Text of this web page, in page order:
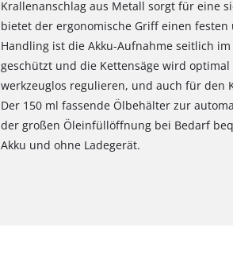
Krallenanschlag aus Metall sorgt für eine
bietet der ergonomische Griff einen
Handling ist die Akku-Aufnahme seitlich
geschützt und die Kettensäge wird
werkzeuglos regulieren, und auch für den
Der 150 ml fassende Ölbehälter zur
der großen Öleinfüllöffnung bei Bedarf
Akku und ohne Ladegerät.